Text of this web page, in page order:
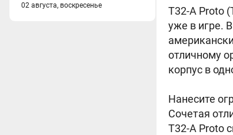
02 августа, воскресенье T32-A Proto
уже в игре.
отличному
корпус в
Нанесите
Сочетая
T32-A Proto